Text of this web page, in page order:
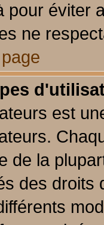
pour éviter
ne
est
de la
des